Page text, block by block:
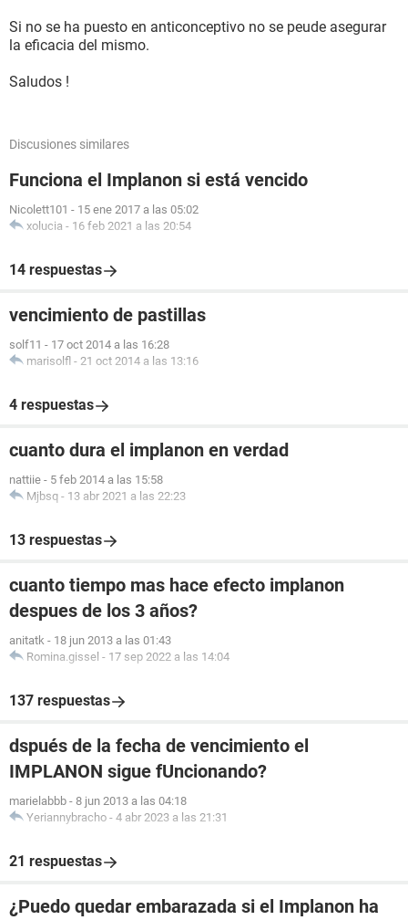
Si no se ha puesto en anticonceptivo no se peude asegurar
la eficacia del mismo.
Saludos !
Discusiones similares
Funciona el Implanon si está vencido
Nicolett101 - 15 ene 2017 a las 05:02
xolucia - 16 feb 2021 a las 20:54
14 respuestas
vencimiento de pastillas
solf11 - 17 oct 2014 a las 16:28
marisolfl - 21 oct 2014 a las 13:16
4 respuestas
cuanto dura el implanon en verdad
nattiie - 5 feb 2014 a las 15:58
Mjbsq - 13 abr 2021 a las 22:23
13 respuestas
cuanto tiempo mas hace efecto implanon
despues de los 3 años?
anitatk - 18 jun 2013 a las 01:43
Romina.gissel - 17 sep 2022 a las 14:04
137 respuestas
dspués de la fecha de vencimiento el
IMPLANON sigue fUncionando?
marielabbb - 8 jun 2013 a las 04:18
Yeriannybracho - 4 abr 2023 a las 21:31
21 respuestas
¿Puedo quedar embarazada si el Implanon ha